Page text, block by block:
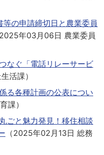
の申請締切日と農業委員
2025年03月06日 農業委員
なぐ「電話リレーサービ
活課）
る各種計画の公表につい
課）
ごと魅力発見！移住相談
（2025年02月13日 総務